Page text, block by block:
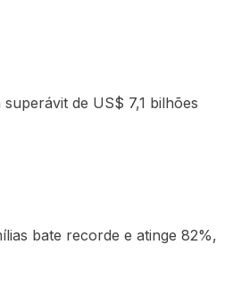
de US$ 7,1 bilhões
bate recorde e atinge 82%,